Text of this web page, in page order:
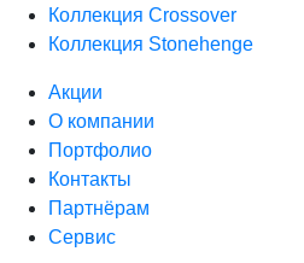
Коллекция Crossover
Коллекция Stonehenge
Акции
О компании
Портфолио
Контакты
Партнёрам
Сервис